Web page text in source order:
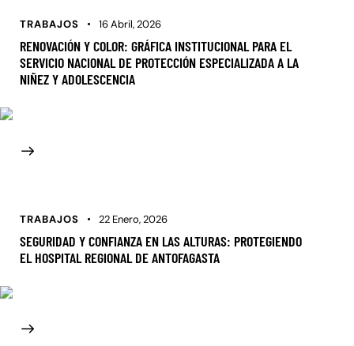
TRABAJOS 16 Abril, 2026
RENOVACIÓN Y COLOR: GRÁFICA INSTITUCIONAL PARA EL
SERVICIO NACIONAL DE PROTECCIÓN ESPECIALIZADA A LA
NIÑEZ Y ADOLESCENCIA
TRABAJOS 22 Enero, 2026
SEGURIDAD Y CONFIANZA EN LAS ALTURAS: PROTEGIENDO
EL HOSPITAL REGIONAL DE ANTOFAGASTA